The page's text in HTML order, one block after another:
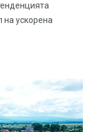
на ускорена